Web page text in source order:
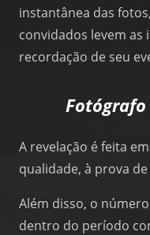
instantânea das
convidados levem as
recordação de seu
A revelação é feita
qualidade, à prova
Além disso, o
dentro do período